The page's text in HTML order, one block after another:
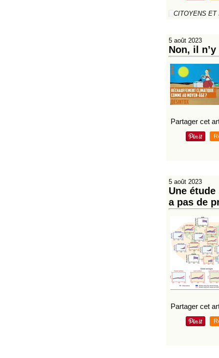
CITOYENS ET
5 août 2023
Non, il
Partager cet
5 août 2023
Une
a pas de
Partager cet